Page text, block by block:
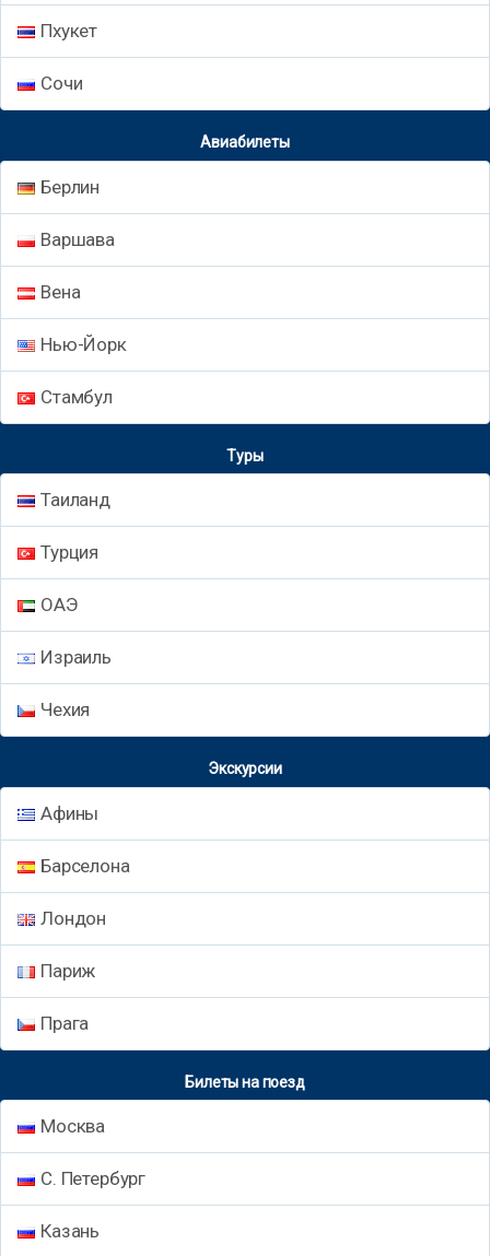
Пхукет
Сочи
Авиабилеты
Берлин
Варшава
Вена
Нью-Йорк
Стамбул
Туры
Таиланд
Турция
ОАЭ
Израиль
Чехия
Экскурсии
Афины
Барселона
Лондон
Париж
Прага
Билеты на поезд
Москва
С. Петербург
Казань